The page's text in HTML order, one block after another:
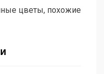
цветы, похожие